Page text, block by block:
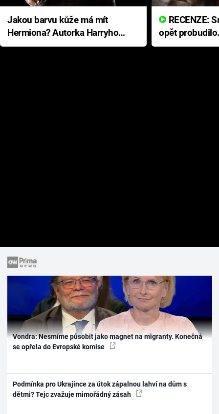
Jakou barvu kůže má mít
Hermiona? Autorka Harryho
Pottera přišla s ráznou
opět
přichází s
Vondra: Nesmíme působit jako magnet na migranty. Konečná
se opřela do Evropské komise
Podmínka pro Ukrajince za útok zápalnou lahví na dům s
dětmi? Tejc zvažuje mimořádný zásah